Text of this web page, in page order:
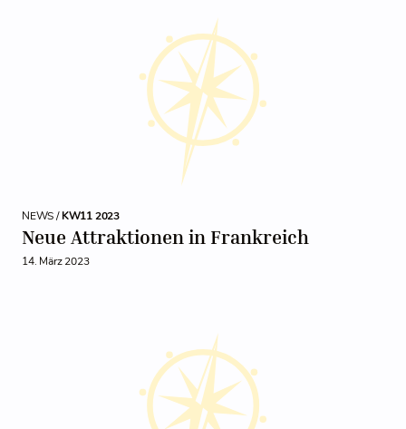
NEWS /KW11 2023
Neue Attraktionen in Frankreich
14. März 2023